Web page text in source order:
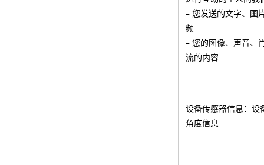
– 您发送的文字、图
频
– 您的图像、声音、
流的内容
设备传感器信息：设
角度信息